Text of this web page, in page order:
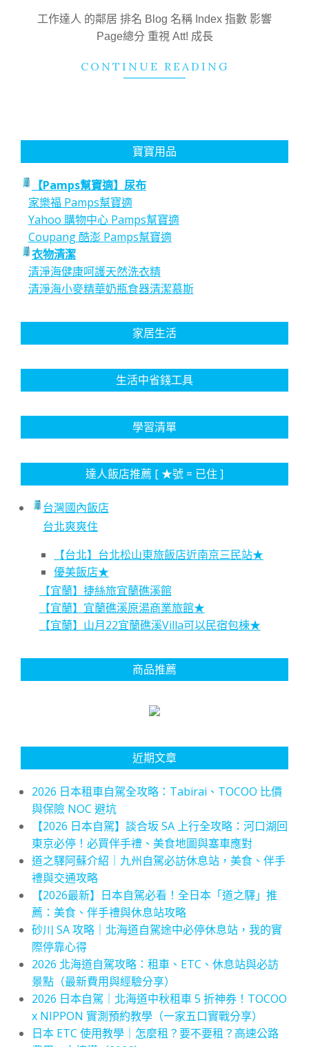
09
工作達人 的鄰居 排名 Blog 名稱 Index 指數 影響
Page總分 重視 Att! 成長
CONTINUE READING
寶寶用品
【Pamps幫寶適】尿布
家樂福 Pamps幫寶適
Yahoo 購物中心 Pamps幫寶適
Coupang 酷澎 Pamps幫寶適
衣物清潔
清淨海健康呵護天然洗衣精
清淨海小麥精華奶瓶食器清潔慕斯
家居生活
生活中省錢工具
學習清單
達人飯店推薦 [ ★號 = 已住 ]
台灣國內飯店
台北爽爽住
【台北】台北松山東旅飯店近南京三民站★
優美飯店★
【宜蘭】捷絲旅宜蘭礁溪館
【宜蘭】宜蘭礁溪原湯商業旅館★
【宜蘭】山月22宜蘭礁溪Villa可以民宿包棟★
商品推薦
近期文章
2026 日本租車自駕全攻略：Tabirai、TOCOO 比價
與保險 NOC 避坑
【2026 日本自駕】談合坂 SA 上行全攻略：河口湖回
東京必停！必買伴手禮、美食地圖與塞車應對
道之驛阿蘇介紹｜九州自駕必訪休息站，美食、伴手
禮與交通攻略
【2026最新】日本自駕必看！全日本「道之驛」推
薦：美食、伴手禮與休息站攻略
砂川 SA 攻略｜北海道自駕途中必停休息站，我的實
際停靠心得
2026 北海道自駕攻略：租車、ETC、休息站與必訪
景點（最新費用與經驗分享）
2026 日本自駕｜北海道中秋租車 5 折神券！TOCOO
x NIPPON 實測預約教學（一家五口實戰分享）
日本 ETC 使用教學｜怎麼租？要不要租？高速公路